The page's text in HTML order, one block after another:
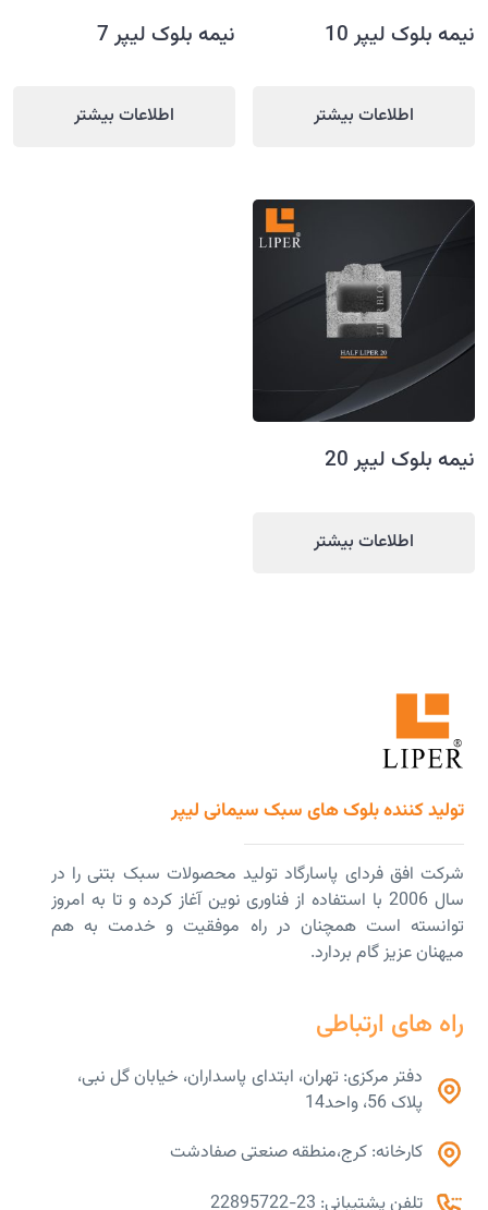
نیمه بلوک لیپر 10
اطلاعات بیشتر
نیمه بلوک لیپر 7
اطلاعات بیشتر
نیمه بلوک لیپر 20
اطلاعات بیشتر
تولید کننده بلوک های سبک سیمانی لیپر
شرکت افق فردای پاسارگاد تولید محصولات سبک بتنی را در
سال 2006 با استفاده از فناوری نوین آغاز کرده و تا به امروز
توانسته است همچنان در راه موفقیت و خدمت به هم
میهنان عزیز گام بردارد.
راه های ارتباطی
دفتر مرکزی: تهران، ابتدای پاسداران، خیابان گل نبی،
پلاک 56، واحد14
کارخانه: کرج،منطقه صنعتی صفادشت
تلفن پشتیبانی: 23-22895722